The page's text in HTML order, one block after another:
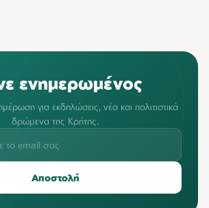
ενημερωμένος
για εκδηλώσεις, νέα και πολιτιστικά
δρώμενα της Κρήτης.
Αποστολή